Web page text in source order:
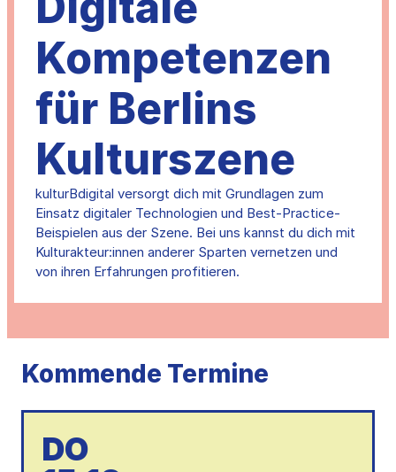
Kompetenzen
für Berlins
Kulturszene
kulturBdigital versorgt dich mit Grundlagen zum
Einsatz digitaler Technologien und Best-Practice-
Beispielen aus der Szene. Bei uns kannst du dich mit
Kulturakteur:innen anderer Sparten vernetzen und
von ihren Erfahrungen profitieren.
Kommende Termine
DO